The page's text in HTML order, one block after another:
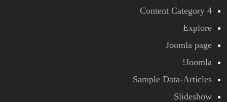
Content Category 4
Explore
Joomla page
Joomla!
Sample Data-Articles
Slideshow